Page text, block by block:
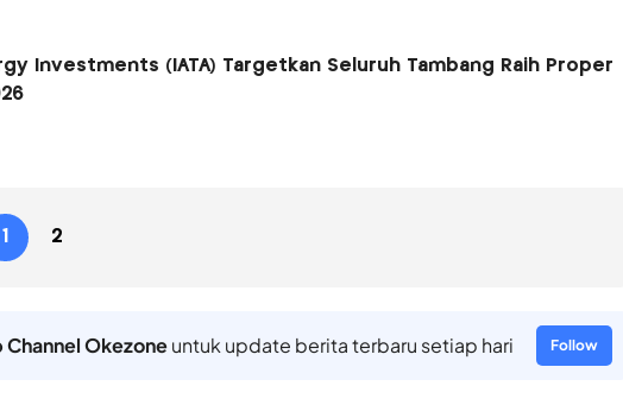
Investments (IATA) Targetkan Seluruh Tambang Raih Proper
1 2
Okezoneuntuk update berita terbaru setiap hari Follow